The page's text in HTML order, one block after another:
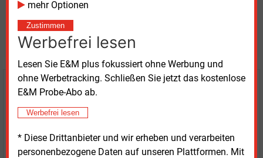
mehr Optionen
Zustimmen
Werbefrei lesen
Lesen Sie E&M plus fokussiert ohne Werbung und
ohne Werbetracking. Schließen Sie jetzt das kostenlose
E&M Probe-Abo ab.
Werbefrei lesen
* Diese Drittanbieter und wir erheben und verarbeiten
personenbezogene Daten auf unseren Plattformen. Mit
Möchten Sie diese und
weitere Nachrichten lesen?
Kaufen Sie den Artikel
erhalten Sie sofort diesen redaktionellen Beitrag für